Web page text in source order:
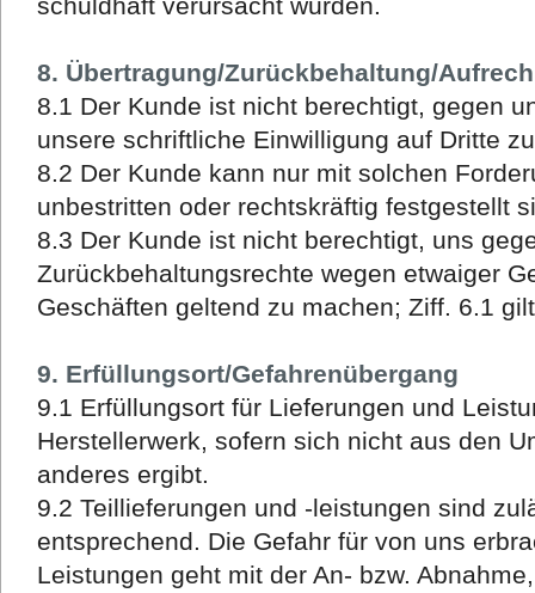
8. Übertragung/Zurückbehaltung/
8.1 Der Kunde ist nicht berechtigt, gegen
unsere schriftliche Einwilligung auf Dritte
8.2 Der Kunde kann nur mit solchen
unbestritten oder rechtskräftig festgestellt
8.3 Der Kunde ist nicht berechtigt, uns
Zurückbehaltungsrechte wegen etwaiger
Geschäften geltend zu machen; Ziff. 6.1
9. Erfüllungsort/Gefahrenübergang
9.1 Erfüllungsort für Lieferungen und
Herstellerwerk, sofern sich nicht aus den
anderes ergibt.
9.2 Teillieferungen und -leistungen sind
entsprechend. Die Gefahr für von uns
Leistungen geht mit der An- bzw.